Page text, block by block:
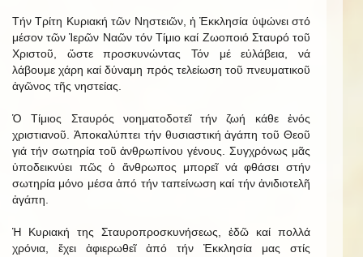
Τήν Τρίτη Κυριακή τῶν Νηστειῶν, ἡ Ἐκκλησία ὑψώνει στό
μέσον τῶν Ἱερῶν Ναῶν τόν Τίμιο καί Ζωοποιό Σταυρό τοῦ
Χριστοῦ, ὥστε προσκυνώντας Τόν μέ εὐλάβεια, νά
λάβουμε χάρη καί δύναμη πρός τελείωση τοῦ πνευματικοῦ
ἀγῶνος τῆς νηστείας.
Ὁ Τίμιος Σταυρός νοηματοδοτεῖ τήν ζωή κάθε ἑνός
χριστιανοῦ. Ἀποκαλύπτει τήν θυσιαστική ἀγάπη τοῦ Θεοῦ
γιά τήν σωτηρία τοῦ ἀνθρωπίνου γένους. Συγχρόνως μᾶς
ὑποδεικνύει πῶς ὁ ἄνθρωπος μπορεῖ νά φθάσει στήν
σωτηρία μόνο μέσα ἀπό τήν ταπείνωση καί τήν ἀνιδιοτελῆ
ἀγάπη.
Ἡ Κυριακή της Σταυροπροσκυνήσεως, ἐδῶ καί πολλά
χρόνια, ἔχει ἀφιερωθεῖ ἀπό τήν Ἐκκλησία μας στίς